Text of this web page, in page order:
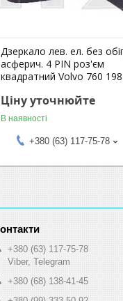
Дзеркало лев. ел. без
асферич. 4 PIN роз'єм
квадратний Volvo 760
Ціну уточнюйте
В наявності
+380 (63) 117-75-78
+380 (63) 117-75-78
Viber, Telegram
+380 (68) 138-41-45